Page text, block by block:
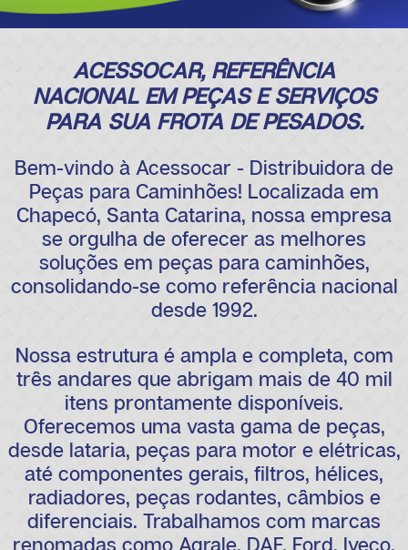
ACESSOCAR, REFERÊNCIA
NACIONAL EM PEÇAS E SERVIÇOS
PARA SUA FROTA DE PESADOS.
Bem-vindo à Acessocar - Distribuidora de
Peças para Caminhões! Localizada em
Chapecó, Santa Catarina, nossa empresa
se orgulha de oferecer as melhores
soluções em peças para caminhões,
consolidando-se como referência nacional
desde 1992.
Nossa estrutura é ampla e completa, com
três andares que abrigam mais de 40 mil
itens prontamente disponíveis.
Oferecemos uma vasta gama de peças,
desde lataria, peças para motor e elétricas,
até componentes gerais, filtros, hélices,
radiadores, peças rodantes, câmbios e
diferenciais. Trabalhamos com marcas
renomadas como Agrale, DAF, Ford, Iveco,